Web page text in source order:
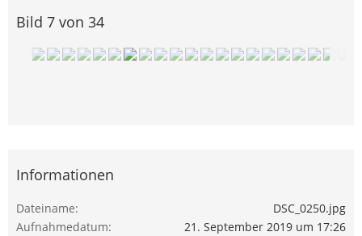
Bild 7 von 34
Informationen
Dateiname
DSC_0250.jpg
Aufnahmedatum
21. September 2019 um 17:26